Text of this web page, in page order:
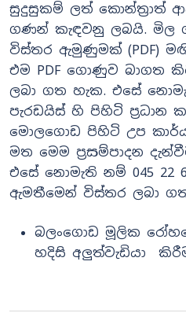
සුදුසුකම් ලත් කොන්ත්‍රාත්
ගණන් කැඳවනු ලබයි. මිල
විස්තර ඇමුණුමක් (PDF)
එම PDF ගොණුව බාගත
ලබා ගත හැක. එසේ
පැරඩයිස් හි පිහිටි ප්‍රධාන
මොලගොඩ පිහිටි උප
මත මෙම ප්‍රසම්පාදන
එසේ නොමැති නම් 045 22
ඇමතීමෙන් විස්තර ලබා
බලංගොඩ මූලික
හදිසි අලුත්වැඩියා